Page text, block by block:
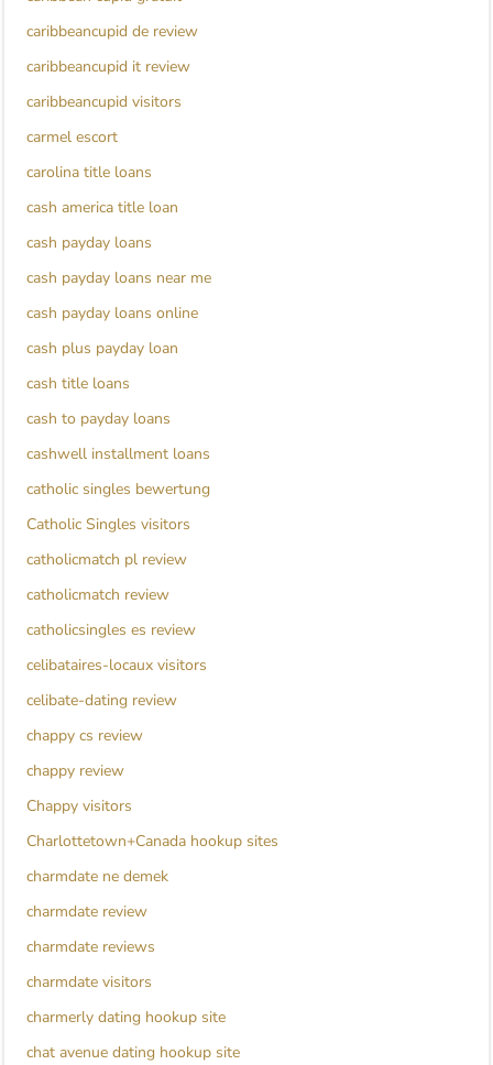
caribbeancupid de review
caribbeancupid it review
caribbeancupid visitors
carmel escort
carolina title loans
cash america title loan
cash payday loans
cash payday loans near me
cash payday loans online
cash plus payday loan
cash title loans
cash to payday loans
cashwell installment loans
catholic singles bewertung
Catholic Singles visitors
catholicmatch pl review
catholicmatch review
catholicsingles es review
celibataires-locaux visitors
celibate-dating review
chappy cs review
chappy review
Chappy visitors
Charlottetown+Canada hookup sites
charmdate ne demek
charmdate review
charmdate reviews
charmdate visitors
charmerly dating hookup site
chat avenue dating hookup site